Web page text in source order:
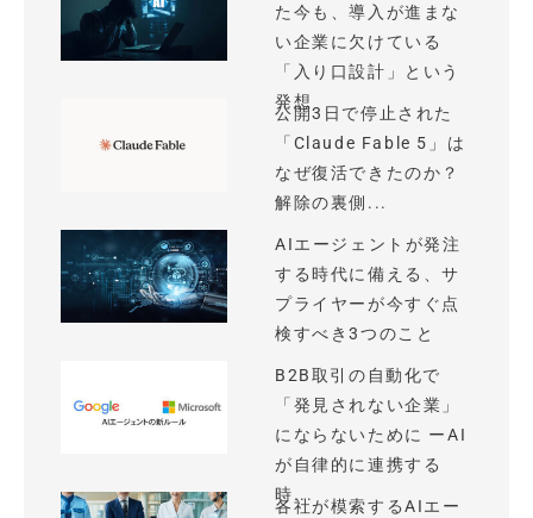
た今も、導入が進まな
い企業に欠けている
「入り口設計」という
発想
公開3日で停止された
「Claude Fable 5」は
なぜ復活できたのか？
解除の裏側...
AIエージェントが発注
する時代に備える、サ
プライヤーが今すぐ点
検すべき3つのこと
B2B取引の自動化で
「発見されない企業」
にならないために ーAI
が自律的に連携する
時...
各社が模索するAIエー